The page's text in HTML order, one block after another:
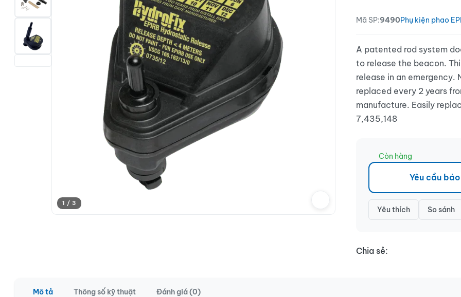
1 / 3
Mã SP:9490Phụ kiện phao
A patented rod system
to release the beacon.
release in an
replaced every 2 years
manufacture. Easily
7,435,148
Còn hàng
Yêu cầu
Yêu thích So sánh
Chia sẻ:
Mô tả Thông số kỹ thuật Đánh giá (0)